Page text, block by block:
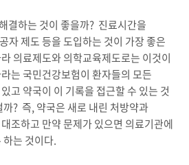
결하는 것이 좋을까? 진료시간을
자 제도 등을 도입하는 것이 가장 좋은
의료제도와 의학교육제도로는 이것이
는 국민건강보험이 환자들의 모든
고 약국이 이 기록을 접근할 수 있는 것
? 즉, 약국은 새로 내린 처방약과
조하고 만약 문제가 있으면 의료기관에
는 것이다.